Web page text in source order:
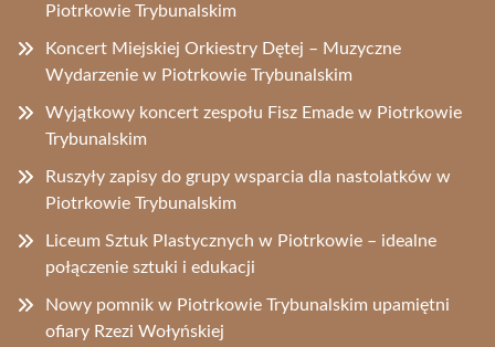
Piotrkowie Trybunalskim
Koncert Miejskiej Orkiestry Dętej – Muzyczne
Wydarzenie w Piotrkowie Trybunalskim
Wyjątkowy koncert zespołu Fisz Emade w Piotrkowie
Trybunalskim
Ruszyły zapisy do grupy wsparcia dla nastolatków w
Piotrkowie Trybunalskim
Liceum Sztuk Plastycznych w Piotrkowie – idealne
połączenie sztuki i edukacji
Nowy pomnik w Piotrkowie Trybunalskim upamiętni
ofiary Rzezi Wołyńskiej